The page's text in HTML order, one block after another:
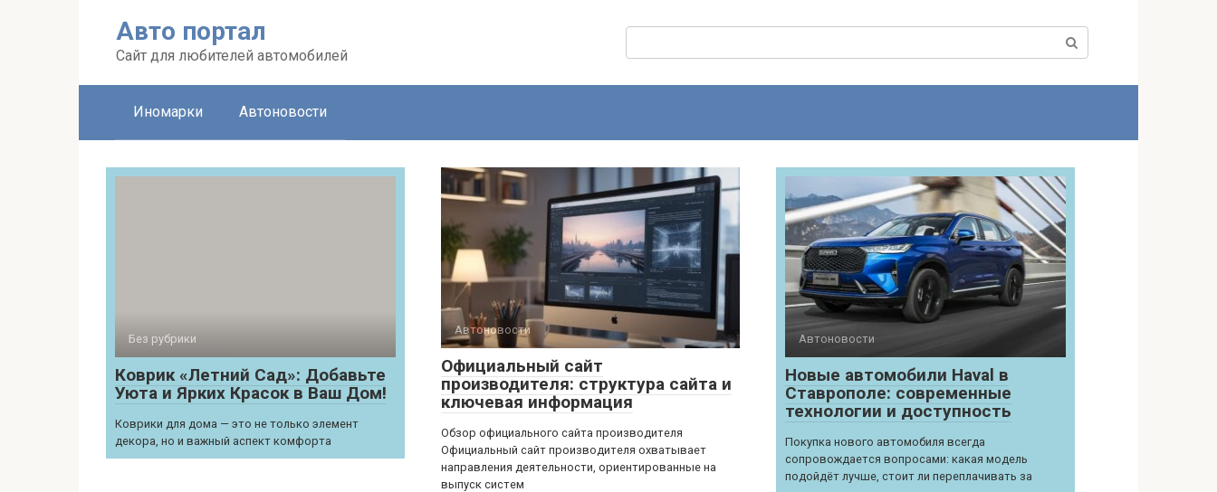
Авто портал
Сайт для любителей автомобилей
Иномарки Автоновости
Без рубрики
Коврик «Летний Сад»: Добавьте
Уюта и Ярких Красок в Ваш Дом!
Коврики для дома — это не только элемент
декора, но и важный аспект комфорта
Автоновости
Официальный сайт
производителя: структура сайта и
ключевая информация
Обзор официального сайта производителя
Официальный сайт производителя охватывает
направления деятельности, ориентированные на
выпуск систем
Автоновости
Новые автомобили Haval в
Ставрополе: современные
технологии и доступность
Покупка нового автомобиля всегда
сопровождается вопросами: какая модель
подойдёт лучше, стоит ли переплачивать за